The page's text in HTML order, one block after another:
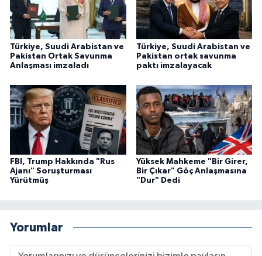
Türkiye, Suudi Arabistan ve
Pakistan Ortak Savunma
Anlaşması imzaladı
Türkiye, Suudi Arabistan ve
Pakistan ortak savunma
paktı imzalayacak
FBI, Trump Hakkında "Rus
Ajanı" Soruşturması
Yürütmüş
Yüksek Mahkeme "Bir Girer,
Bir Çıkar" Göç Anlaşmasına
"Dur" Dedi
Yorumlar